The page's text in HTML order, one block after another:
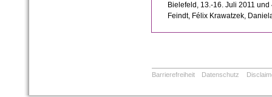
Bielefeld, 13.-16. Juli 2011
Feindt, Félix Krawatzek,
Barrierefreiheit Datenschutz